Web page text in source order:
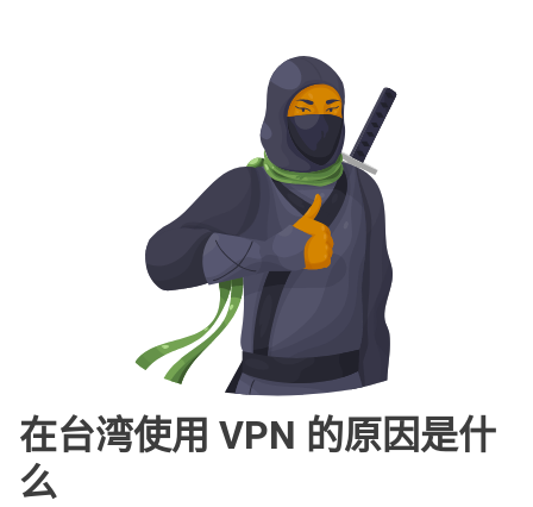
在台湾使用 VPN 的原因是什
么